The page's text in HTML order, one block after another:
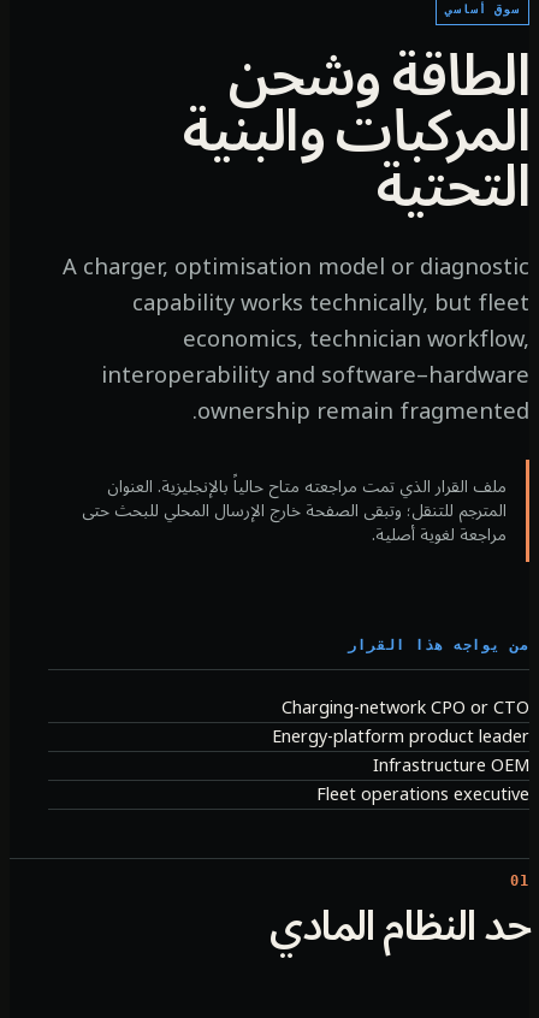
أساسي
وشحن
والبنية
A charger, optimisation model or
capability works technically, but
economics, technician
interoperability and
ownership remain
ملف القرار الذي تمت مراجعته متاح حالياً بالإنجليزية. العنوان
المترجم للتنقل؛ وتبقى الصفحة خارج الإرسال المحلي للبحث حتى
مراجعة لغوية أصلية.
يواجه هذا القرار
Charging-network CPO or
Energy-platform product
Infrastructure
Fleet operations
النظام المادي